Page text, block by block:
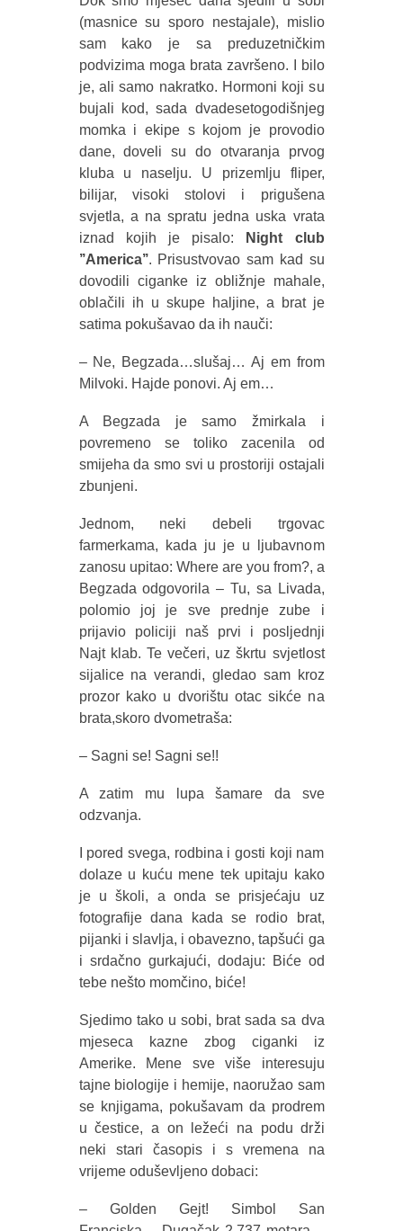
(masnice su sporo nestajale), mislio
sam kako je sa preduzetničkim
podvizima moga brata završeno. I bilo
je, ali samo nakratko. Hormoni koji su
bujali kod, sada dvadesetogodišnjeg
momka i ekipe s kojom je provodio
dane, doveli su do otvaranja prvog
kluba u naselju. U prizemlju fliper,
bilijar, visoki stolovi i prigušena
svjetla, a na spratu jedna uska vrata
iznad kojih je pisalo:
Night club
’’America’’. Prisustvovao sam kad su
dovodili ciganke iz obližnje mahale,
oblačili ih u skupe haljine, a brat je
satima pokušavao da ih nauči:
– Ne, Begzada…slušaj… Aj em from
Milvoki. Hajde ponovi. Aj em…
A Begzada je samo žmirkala i
povremeno se toliko zacenila od
smijeha da smo svi u prostoriji ostajali
zbunjeni.
Jednom, neki debeli trgovac
farmerkama, kada ju je u ljubavnom
zanosu upitao: Where are you from?, a
Begzada odgovorila – Tu, sa Livada,
polomio joj je sve prednje zube i
prijavio policiji naš prvi i posljednji
Najt klab. Te večeri, uz škrtu svjetlost
sijalice na verandi, gledao sam kroz
prozor kako u dvorištu otac sikće na
brata,skoro dvometraša:
– Sagni se! Sagni se!!
A zatim mu lupa šamare da sve
odzvanja.
I pored svega, rodbina i gosti koji nam
dolaze u kuću mene tek upitaju kako
je u školi, a onda se prisjećaju uz
fotografije dana kada se rodio brat,
pijanki i slavlja, i obavezno, tapšući ga
i srdačno gurkajući, dodaju: Biće od
tebe nešto momčino, biće!
Sjedimo tako u sobi, brat sada sa dva
mjeseca kazne zbog ciganki iz
Amerike. Mene sve više interesuju
tajne biologije i hemije, naoružao sam
se knjigama, pokušavam da prodrem
u čestice, a on ležeći na podu drži
neki stari časopis i s vremena na
vrijeme oduševljeno dobaci:
– Golden Gejt! Simbol San